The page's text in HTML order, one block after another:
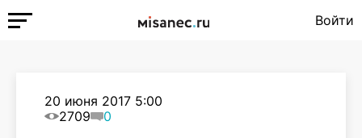
Войти
20 июня 2017 5:00
2709
0